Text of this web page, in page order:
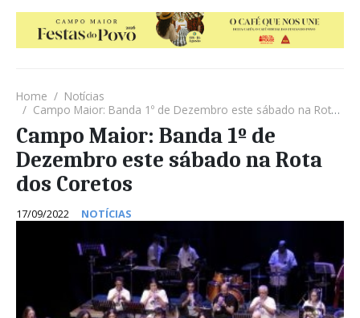
Home
Notícias
Campo Maior: Banda 1º de Dezembro este sábado na Rota dos Coretos
Campo Maior: Banda 1º de
Dezembro este sábado na Rota
dos Coretos
17/09/2022 NOTÍCIAS